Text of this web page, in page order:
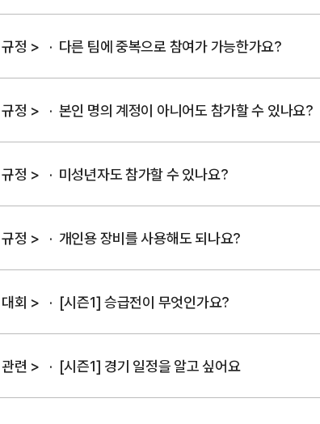
정 > 다른 팀에 중복으로 참여가 가능한가요?
정 > 본인 명의 계정이 아니어도 참가할 수 있나요?
정 > 미성년자도 참가할 수 있나요?
정 > 개인용 장비를 사용해도 되나요?
회 > [시즌1] 승급전이 무엇인가요?
련 > [시즌1] 경기 일정을 알고 싶어요